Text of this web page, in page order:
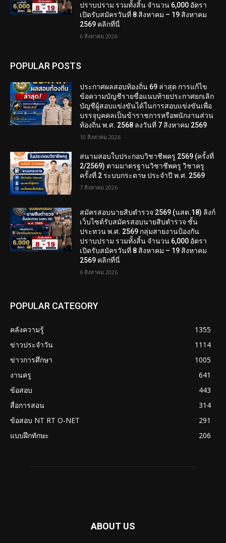
ปราบปราม รวมทั้งสิ้น จำนวน 6,000 อัตรา
เปิดรับสมัครวันที่ 8 สิงหาคม – 19 สิงหาคม
2569 คลิกที่นี่
6 สิงหาคม 2026
POPULAR POSTS
ประกาศผลสอบท้องถิ่น 69 ล่าสุด การแก้ไข
ข้อความบัญชีรายชื่อแนบท้ายประกาศยกเลิก
บัญชีผู้สอบแข่งขันได้ในการสอบแข่งขันเพื่อ
บรรจุบุคคลเป็นข้าราชการหรือพนักงานส่วน
ท้องถิ่น พ.ศ. 2568 ลงวันที่ 7 สิงหาคม 2569
10 สิงหาคม 2026
สนามสอบใบประกอบวิชาชีพครู 2569 (ครั้งที่
2/2569) ตามมาตรฐานวิชาชีพครู วิชาครู
ครั้งที่ 2 ระบบกระดาษ ประจำปี พ.ศ. 2569
7 สิงหาคม 2026
สมัครสอบนายสิบตำรวจ 2569 (นสต.18) ลิงก์
เว็บไซต์รับสมัครสอบนายสิบตำรวจ ชั้น
ประทวน พ.ศ. 2569 กลุ่มสายงานป้องกัน
ปราบปราม รวมทั้งสิ้น จำนวน 6,000 อัตรา
เปิดรับสมัครวันที่ 8 สิงหาคม – 19 สิงหาคม
2569 คลิกที่นี่
6 สิงหาคม 2026
POPULAR CATEGORY
คลังความรู้
1355
ข่าวประจำวัน
1114
ข่าวการศึกษา
1005
งานครู
641
ข้อสอบ
443
สื่อการสอน
314
ข้อสอบ NT RT O-NET
291
แบบฝึกทักษะ
206
ABOUT US